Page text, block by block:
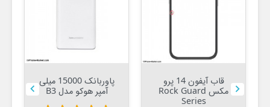

قاب آیفون 14 پرو
مکس Rock Guard
Series
پاوربانک 15000 میلی
آمپر هوکو مدل B3
